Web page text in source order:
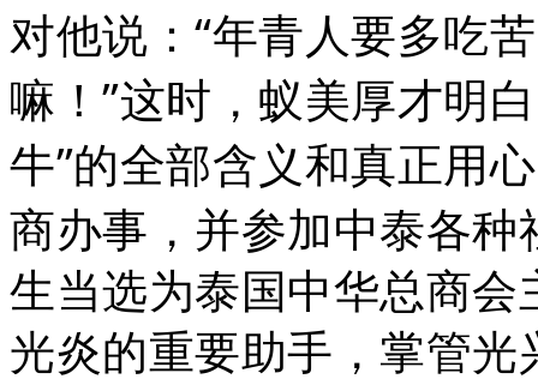
对他说：“年青人要多吃
嘛！”这时，蚁美厚才明
牛”的全部含义和真正用
商办事，并参加中泰各种
生当选为泰国中华总商
光炎的重要助手，掌管